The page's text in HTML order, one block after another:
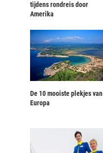
tijdens rondreis door
Amerika
De 10 mooiste plekjes van
Europa